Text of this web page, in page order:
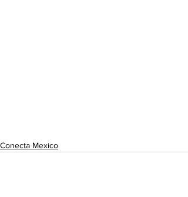
Conecta Mexico